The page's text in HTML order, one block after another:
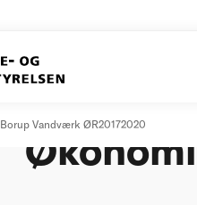
Borup Vandværk ØR20172020